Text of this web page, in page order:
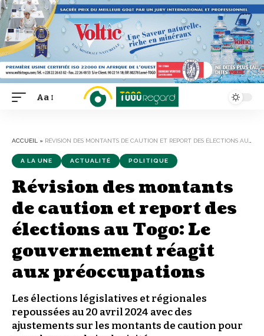
Font
Aa
ACCUEIL » RÉVISION DES MONTANTS DE CAUTION ET REPORT DES ÉLECTIONS AU TOGO: LE GOUVERNEMENT RÉAGIT AUX PRÉOCCUPATIONS
A LA UNE ACTUALITÉ POLITIQUE
Révision des montants
de caution et report des
élections au Togo: Le
gouvernement réagit
aux préoccupations
Les élections législatives et régionales
repoussées au 20 avril 2024 avec des
ajustements sur les montants de caution pour